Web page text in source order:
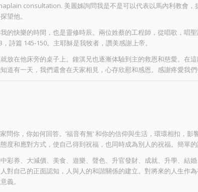
consultation. 美麗姊詢問我是不是可以代表以馬內利教會
望他。
的快樂的時間，也是靈修時辰。兩位姓蔡的工程師，從唱歌，唱
詩篇 145-150。主耶穌是我牧者，讚美感謝上帝。
放在他床旁的桌子上。鐘淇兄也逐漸体驗到主的救恩和慈愛。
道有一天，我們還會在天家相見，心存欣慰和感恩。感謝疼愛我們
問你，你如何回答。’福音有無’ 和你的信仰與生活，環環相扣
度和應對方式，使自己得到祝福，也同時成為別人的祝福。簡單
彩券、大減價、美食、遊樂、聲色、升官發財、成就、升學、結
對自己的正面認知，人與人的和諧關係的建立。對將來的人生作
義。